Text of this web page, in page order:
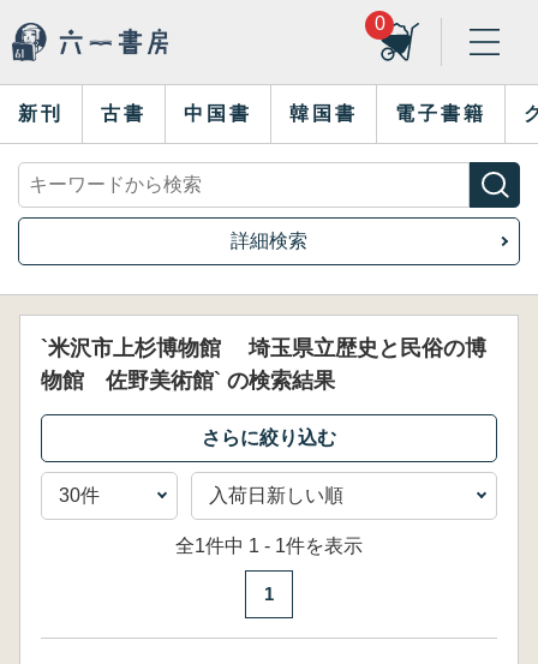
0
新刊 古書 中国書 韓国書 電子書籍
詳細検索
`米沢市上杉博物館 埼玉県立歴史と民俗の博
物館 佐野美術館` の検索結果
全1件中 1 - 1件を表示
1